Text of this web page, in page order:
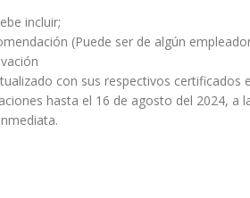
incluir;
(Puede ser de algún
con sus respectivos certificados
hasta el 16 de agosto del 2024, a